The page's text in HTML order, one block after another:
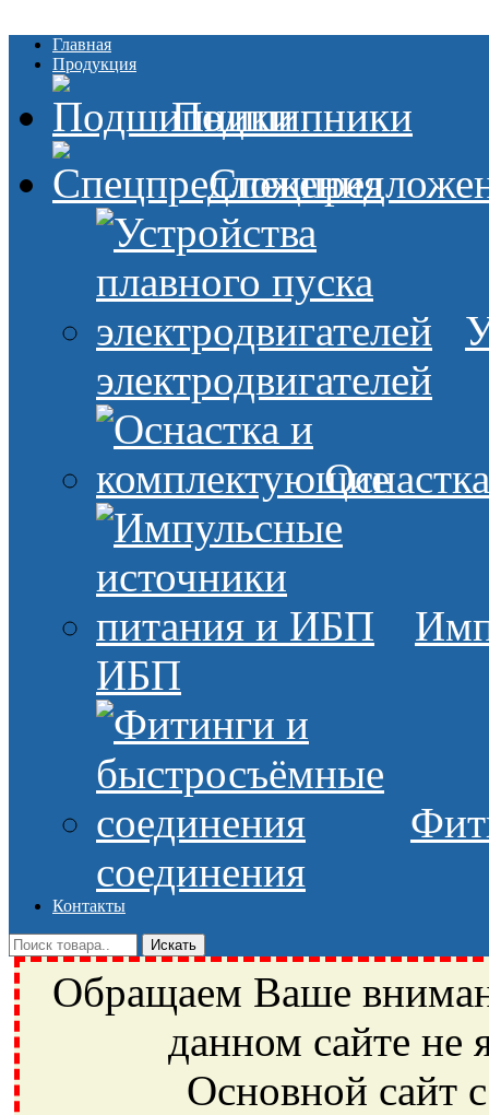
Главная
Продукция
Подшипники
электродвигателей
ИБП
соединения
Контакты
Обращаем Ваше
данном сайте не
Основной сайт